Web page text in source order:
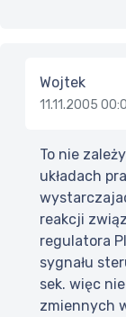
Wojtek
11.11.2005
To nie
układach
reakcji
regulatora
sygnału
sek. więc
zmiennych